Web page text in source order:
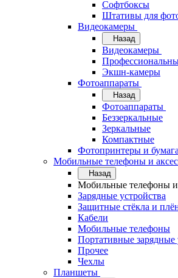
Софтбоксы
Штативы для
Видеокамеры
Назад
Видеокамеры
Экшн-камеры
Фотоаппараты
Назад
Фотоаппараты
Беззеркальные
Зеркальные
Компактные
Фотопринтеры и бумага
Мобильные телефоны и
Назад
Мобильные телефоны и
Зарядные устройства
Защитные стёкла и
Кабели
Мобильные телефоны
Портативные зарядные
Прочее
Чехлы
Планшеты